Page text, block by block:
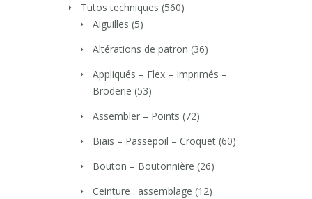
Tutos techniques (560)
Aiguilles (5)
Altérations de patron (36)
Appliqués – Flex – Imprimés –
Broderie (53)
Assembler – Points (72)
Biais – Passepoil – Croquet (60)
Bouton – Boutonnière (26)
Ceinture : assemblage (12)